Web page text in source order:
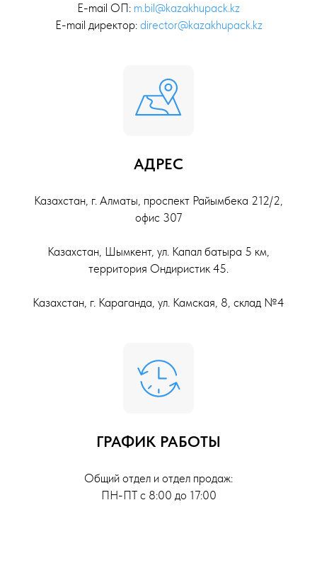
E-mail ОП: m.bil@kazakhupack.kz
E-mail директор: director@kazakhupack.kz
АДРЕС
Казахстан, г. Алматы, проспект Райымбека 212/2,
офис 307
Казахстан, Шымкент, ул. Капал батыра 5 км,
территория Ондиристик 45.
Казахстан, г. Караганда, ул. Камская, 8, склад №4
ГРАФИК РАБОТЫ
Общий отдел и отдел продаж:
ПН-ПТ с 8:00 до 17:00